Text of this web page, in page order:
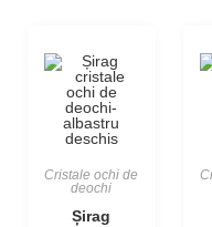
Cristale ochi de
deochi
Șirag